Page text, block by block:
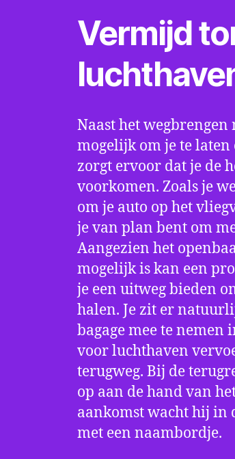
Vermijd
Naast het
mogelijk om je te
zorgt ervoor dat je de
voorkomen. Zoals je
om je auto op het
je van plan bent om
Aangezien het
mogelijk is kan een
je een uitweg bieden
halen. Je zit er
bagage mee te nemen
voor luchthaven
terugweg. Bij de
op aan de hand van
aankomst wacht hij in
met een naambordje.